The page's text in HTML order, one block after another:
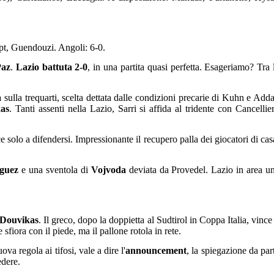
Guendouzi. Angoli: 6-0.
. Lazio battuta 2-0, in una partita quasi perfetta. Esageriamo? Tra
sulla trequarti, scelta dettata dalle condizioni precarie di Kuhn e
. Tanti assenti nella Lazio, Sarri si affida al tridente con
a difendersi. Impressionante il recupero palla dei giocatori di
e una sventola di Vojvoda deviata da Provedel. Lazio in area
Douvikas. Il greco, dopo la doppietta al Sudtirol in Coppa Italia,
con il piede, ma il pallone rotola in rete.
regola ai tifosi, vale a dire l'announcement, la spiegazione da